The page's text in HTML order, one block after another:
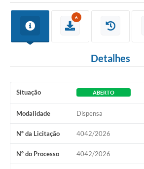
6
Detalhes
Situação ABERTO
Modalidade Dispensa
Nº da Licitação 4042/2026
Nº do Processo 4042/2026